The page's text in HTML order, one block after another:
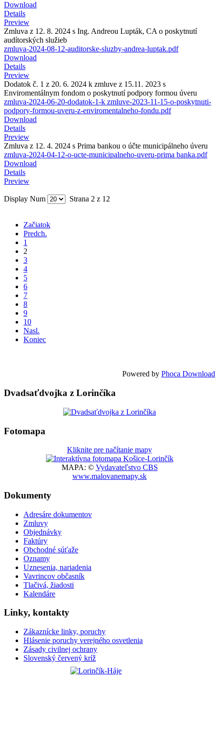
Download
Details
Preview
Zmluva z 12. 8. 2024 s Ing. Andreou Lupták, CA o poskytnutí
audítorských služieb
zmluva-2024-08-12-auditorske-sluzby-andrea-luptak.pdf
Download
Details
Preview
Dodatok č. 1 z 20. 6. 2024 k zmluve z 15.11. 2023 s
Enviromentálnym fondom o poskytnutí podpory formou úveru
zmluva-2024-06-20-dodatok-1-k zmluve-2023-11-15-o-poskytnuti-
podpory-formou-uveru-z-enviromentalneho-fondu.pdf
Download
Details
Preview
Zmluva z 12. 4. 2024 s Prima bankou o účte municipálneho úveru
zmluva-2024-04-12-o-ucte-municipalneho-uveru-prima banka.pdf
Download
Details
Preview
Display Num Strana 2 z 12
Začiatok
Predch.
1
2
3
4
5
6
7
8
9
10
Nasl.
Koniec
Powered by Phoca Download
Dvadsaťdvojka z Lorinčíka
Fotomapa
Kliknite pre načítanie mapy
MAPA: © Vydavateľstvo CBS
www.malovanemapy.sk
Dokumenty
Adresáre dokumentov
Zmluvy
Objednávky
Faktúry
Obchodné súťaže
Oznamy
Uznesenia, nariadenia
Vavrincov občasník
Tlačivá, žiadosti
Kalendáre
Linky, kontakty
Zákaznícke linky, poruchy
Hlásenie poruchy verejného osvetlenia
Zásady civilnej ochrany
Slovenský červený kríž